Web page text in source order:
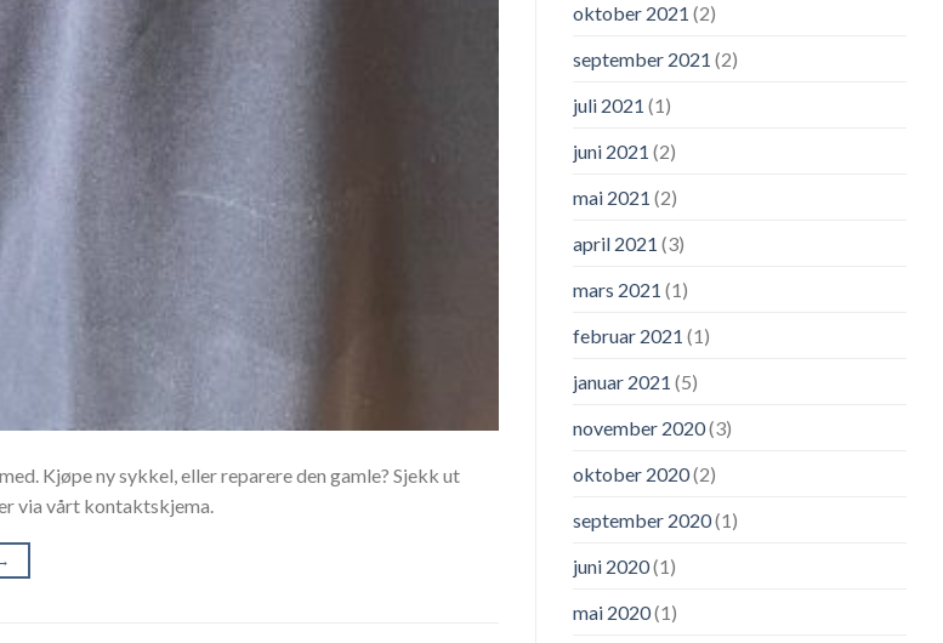
Kjøpe ny sykkel, eller reparere den gamle? Sjekk ut
via vårt kontaktskjema.
oktober 2021 (2)
september 2021 (2)
juli 2021 (1)
juni 2021 (2)
mai 2021 (2)
april 2021 (3)
mars 2021 (1)
februar 2021 (1)
januar 2021 (5)
november 2020(3)
oktober 2020(2)
september 2020(1)
juni 2020(1)
mai 2020(1)